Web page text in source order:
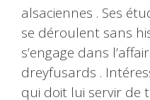
alsaciennes . Ses
se déroulent sans
s’engage dans
dreyfusards .
qui doit lui servir de